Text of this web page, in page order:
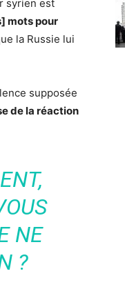
syrien est
mots pour
la Russie lui
supposée
de la réaction
NE
?